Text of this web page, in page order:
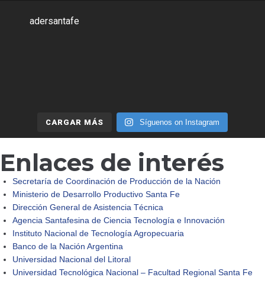
adersantafe
CARGAR MÁS Síguenos on Instagram
Enlaces de interés
Secretaría de Coordinación de Producción de la Nación
Ministerio de Desarrollo Productivo Santa Fe
Dirección General de Asistencia Técnica
Agencia Santafesina de Ciencia Tecnología e Innovación
Instituto Nacional de Tecnología Agropecuaria
Banco de la Nación Argentina
Universidad Nacional del Litoral
Universidad Tecnológica Nacional – Facultad Regional Santa Fe